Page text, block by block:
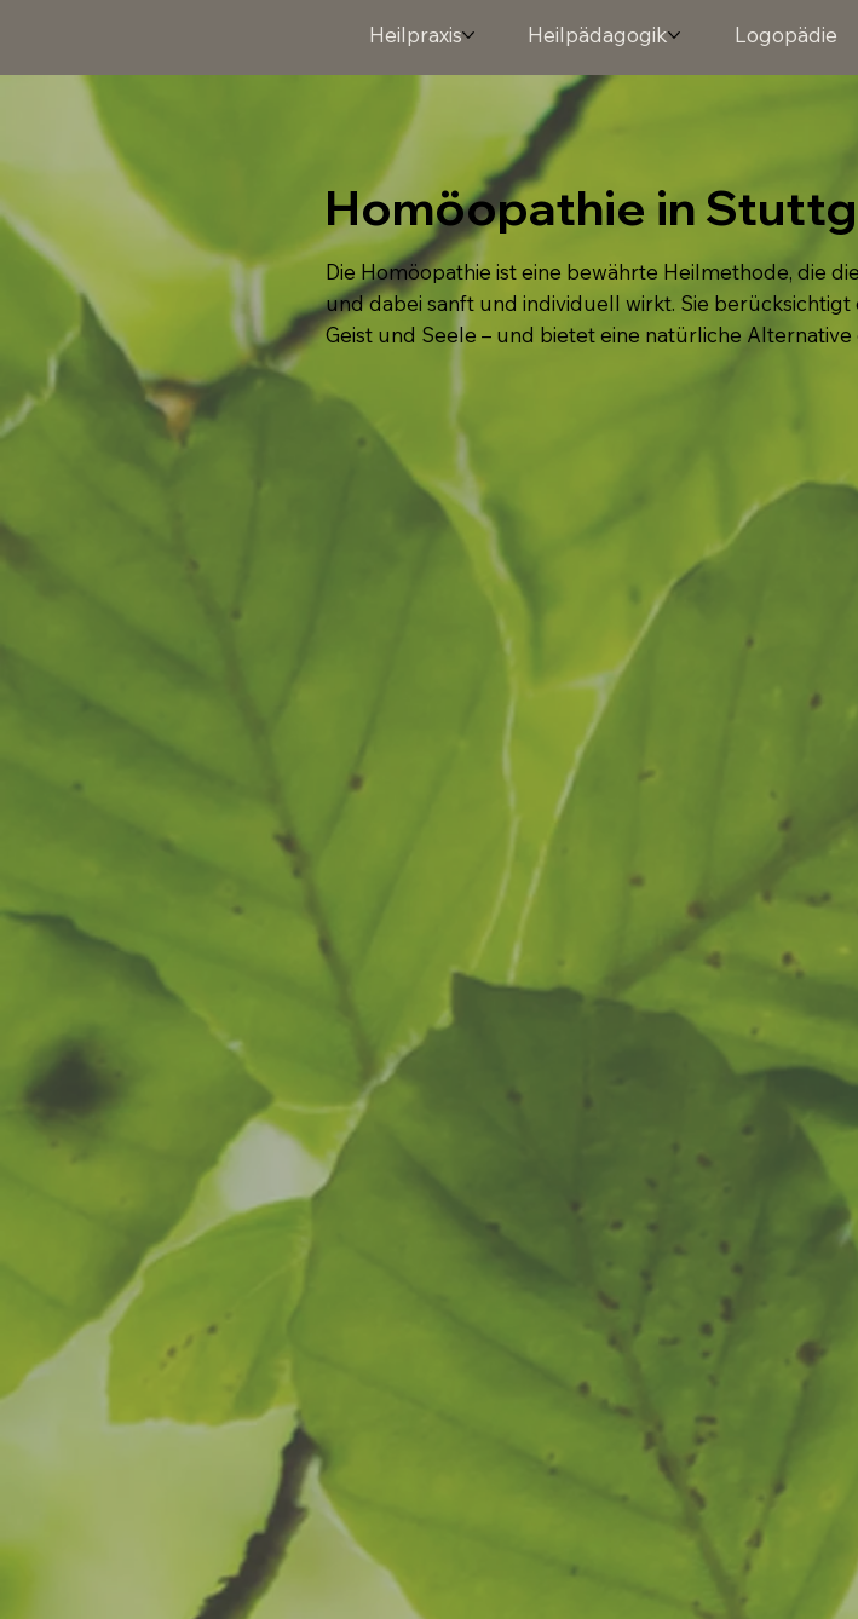
Heilpraxis Heilpädagogik Logopädie
Homöopathie in
Die Homöopathie ist eine bewährte Heilmethode, die
und dabei sanft und individuell wirkt. Sie berücksichtigt
Geist und Seele – und bietet eine natürliche